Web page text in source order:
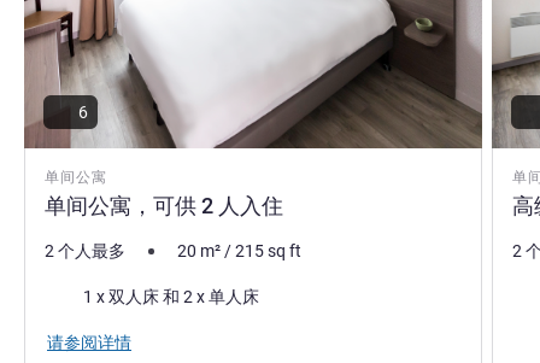
单间公寓
单间公寓，可供 2 人入住
6
2 个人最多 20 m²/215sq ft
床上用品 1 x 双人床 和 2 x 单人床
请参阅详情
单
高
2